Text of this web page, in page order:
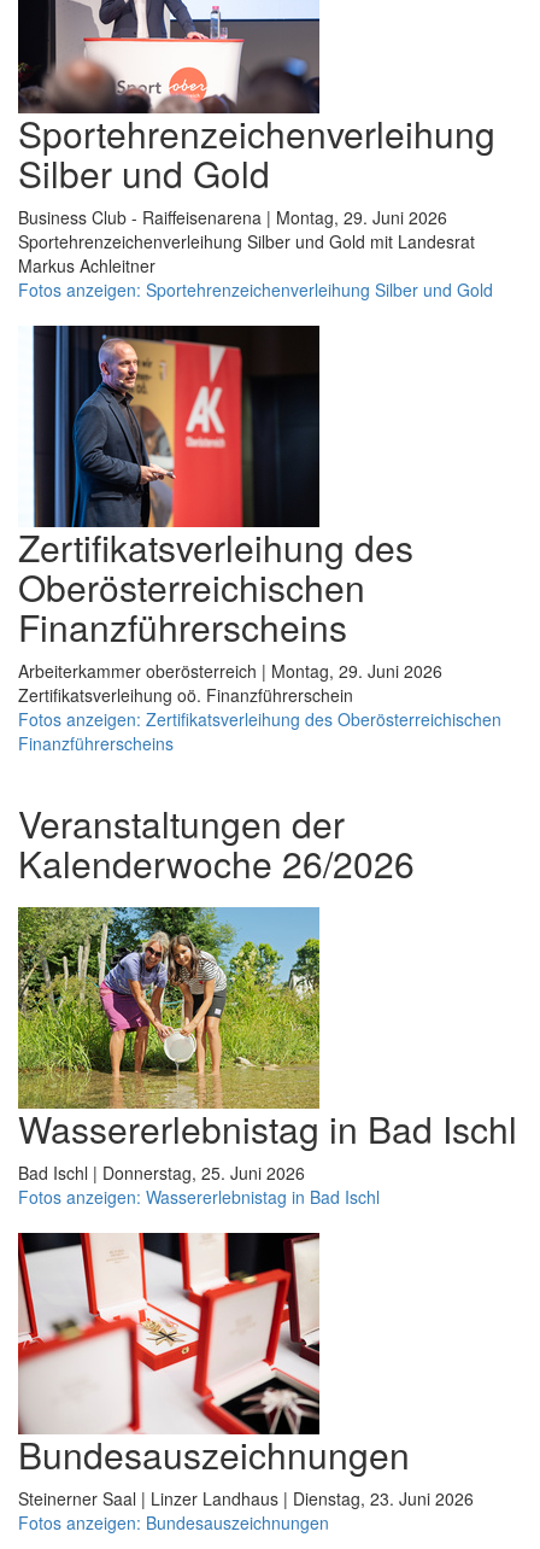
Sportehrenzeichenverleihung
Silber und Gold
Business Club - Raiffeisenarena | Montag, 29. Juni 2026
Sportehrenzeichenverleihung Silber und Gold mit Landesrat
Markus Achleitner
Fotos anzeigen: Sportehrenzeichenverleihung Silber und Gold
Zertifikatsverleihung des
Oberösterreichischen
Finanzführerscheins
Arbeiterkammer oberösterreich | Montag, 29. Juni 2026
Zertifikatsverleihung oö. Finanzführerschein
Fotos anzeigen: Zertifikatsverleihung des Oberösterreichischen
Finanzführerscheins
Veranstaltungen der
Kalenderwoche 26/2026
Wassererlebnistag in Bad Ischl
Bad Ischl | Donnerstag, 25. Juni 2026
Fotos anzeigen: Wassererlebnistag in Bad Ischl
Bundesauszeichnungen
Steinerner Saal | Linzer Landhaus | Dienstag, 23. Juni 2026
Fotos anzeigen: Bundesauszeichnungen